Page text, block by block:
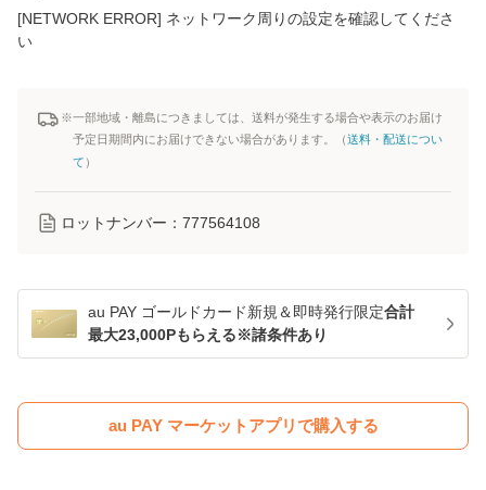
[NETWORK ERROR] ネットワーク周りの設定を確認してくださ
い
※一部地域・離島につきましては、送料が発生する場合や表示のお届け
予定日期間内にお届けできない場合があります。（送料・配送につい
て ）
ロットナンバー： 777564108
au PAY ゴールドカード新規＆即時発行限定合計
最大23,000Pもらえる※諸条件あり
au PAY マーケットアプリで購入する